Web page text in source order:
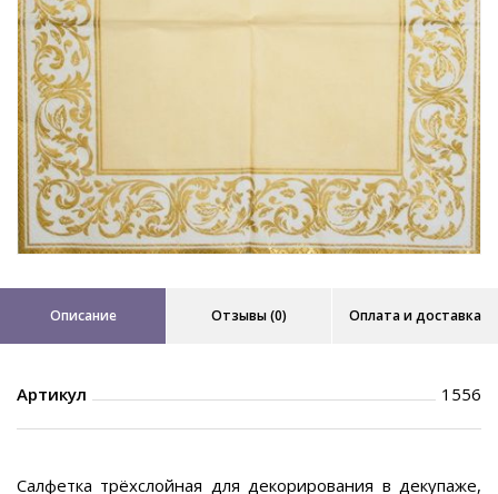
Описание Отзывы (0) Оплата и доставка
Артикул 1556
Салфетка трёхслойная для декорирования в декупаже,